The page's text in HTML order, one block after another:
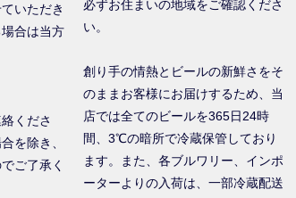
いただき
合は当方
くださ
を除き、
ご了承く
必ずお住まいの地域をご確認くださ
い。
創り手の情熱とビールの新鮮さをそ
のままお客様にお届けするため、当
店では全てのビールを365日24時
間、3℃の暗所で冷蔵保管しており
ます。また、各ブルワリー、インポ
ーターよりの入荷は、一部冷蔵配送